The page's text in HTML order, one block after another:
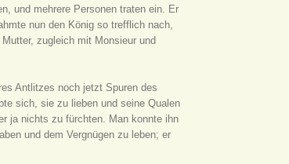
und mehrere Personen traten ein. Er
nun den König so trefflich nach,
zugleich mit Monsieur und
Antlitzes noch jetzt Spuren des
sich, sie zu lieben und seine Qualen
ja nichts zu fürchten. Man konnte ihn
und dem Vergnügen zu leben; er